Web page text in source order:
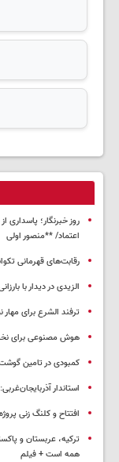
روز خبرنگار؛
اعتماد/ **منصور اولی
رقابت‌های قهرمانی
الزیدی در دیدار با
ترفند الشرع برای
هوش مصنوعی برای
کمبودی در تامین گوشت
استاندار
افتتاح و کلنگ زنی
ترکیه، عربستان و
همه است + فیلم